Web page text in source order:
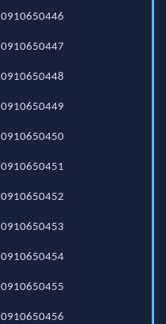
0910650446
0910650447
0910650448
0910650449
0910650450
0910650451
0910650452
0910650453
0910650454
0910650455
0910650456